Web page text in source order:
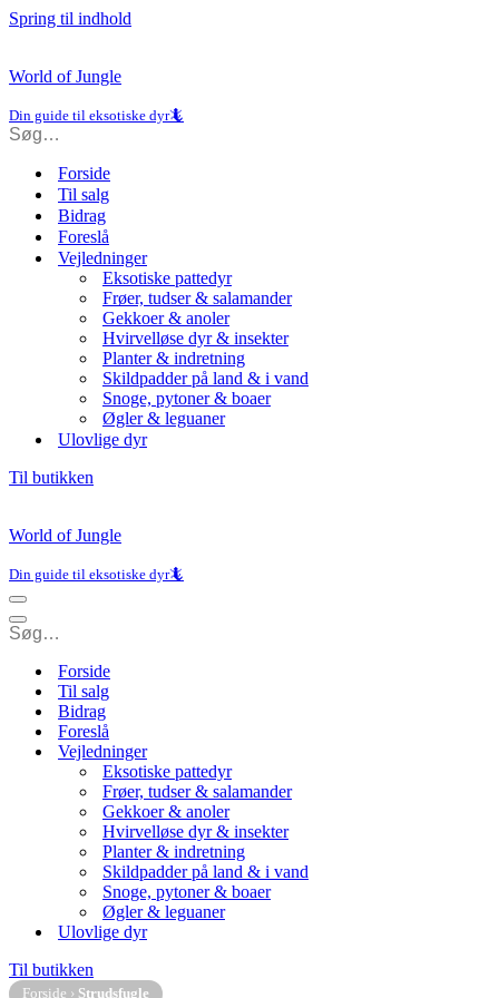
Spring til indhold
World of Jungle
Din guide til eksotiske dyr🦎
Forside
Til salg
Bidrag
Foreslå
Vejledninger
Eksotiske pattedyr
Frøer, tudser & salamander
Gekkoer & anoler
Hvirvelløse dyr & insekter
Planter & indretning
Skildpadder på land & i vand
Snoge, pytoner & boaer
Øgler & leguaner
Ulovlige dyr
Til butikken
World of Jungle
Din guide til eksotiske dyr🦎
Navigation
menu
Navigation
menu
Forside
Til salg
Bidrag
Foreslå
Vejledninger
Eksotiske pattedyr
Frøer, tudser & salamander
Gekkoer & anoler
Hvirvelløse dyr & insekter
Planter & indretning
Skildpadder på land & i vand
Snoge, pytoner & boaer
Øgler & leguaner
Ulovlige dyr
Til butikken
Forside › Strudsfugle